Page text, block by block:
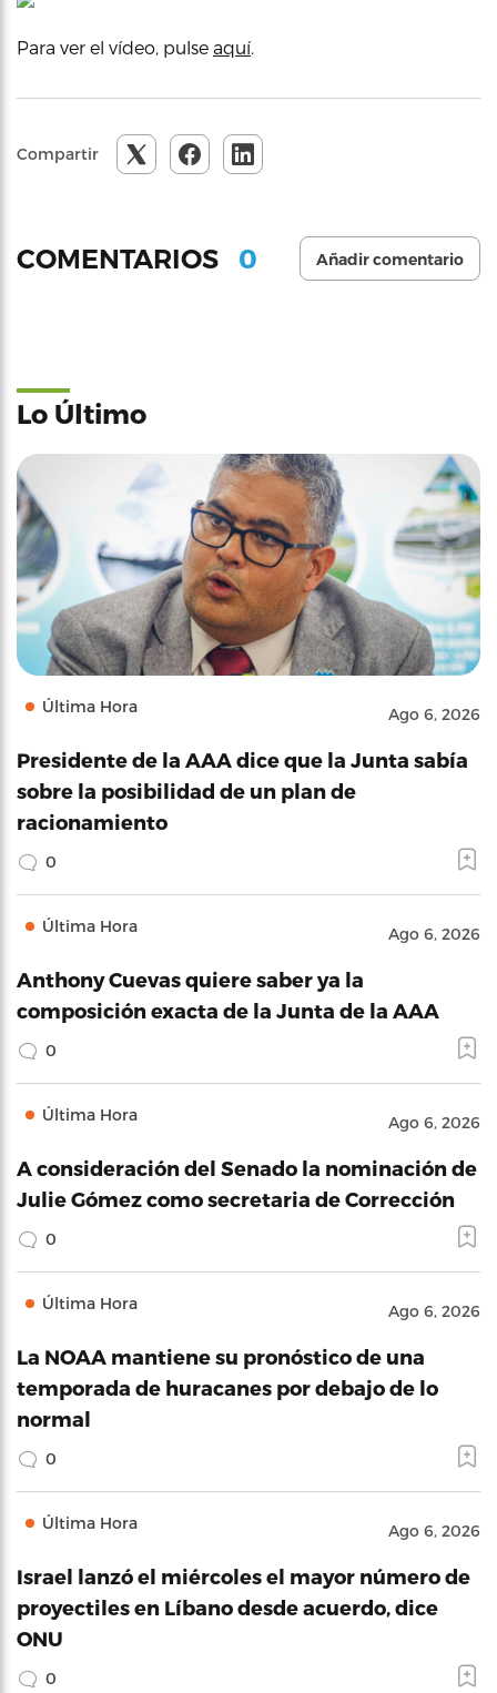
Para ver el vídeo, pulse aquí.
Compartir
COMENTARIOS 0 Añadir comentario
Lo Último
Última Hora Ago 6, 2026
Presidente de la AAA dice que la Junta sabía
sobre la posibilidad de un plan de
racionamiento
0
Última Hora Ago 6, 2026
Anthony Cuevas quiere saber ya la
composición exacta de la Junta de la AAA
0
Última Hora Ago 6, 2026
A consideración del Senado la nominación de
Julie Gómez como secretaria de Corrección
0
Última Hora Ago 6, 2026
La NOAA mantiene su pronóstico de una
temporada de huracanes por debajo de lo
normal
0
Última Hora Ago 6, 2026
Israel lanzó el miércoles el mayor número de
proyectiles en Líbano desde acuerdo, dice
ONU
0